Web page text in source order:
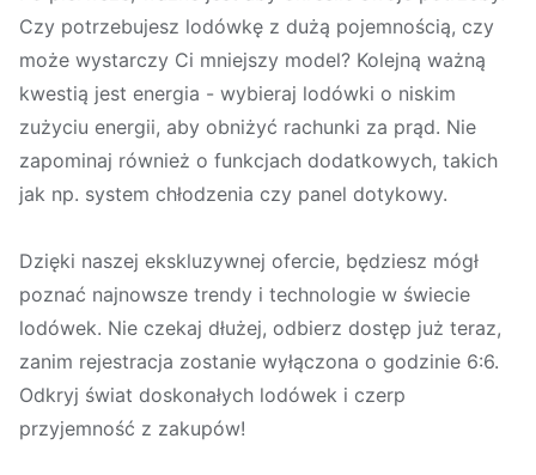
Czy potrzebujesz lodówkę z dużą pojemnością, czy
może wystarczy Ci mniejszy model? Kolejną ważną
kwestią jest energia - wybieraj lodówki o niskim
zużyciu energii, aby obniżyć rachunki za prąd. Nie
zapominaj również o funkcjach dodatkowych, takich
jak np. system chłodzenia czy panel dotykowy.
Dzięki naszej ekskluzywnej ofercie, będziesz mógł
poznać najnowsze trendy i technologie w świecie
lodówek. Nie czekaj dłużej, odbierz dostęp już teraz,
zanim rejestracja zostanie wyłączona o godzinie 6:6.
Odkryj świat doskonałych lodówek i czerp
przyjemność z zakupów!